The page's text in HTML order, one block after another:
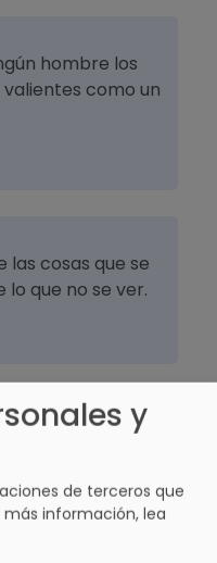
hombre los
como un
las cosas que se
que no se ver.
le dices a mi
y
de terceros que
información, lea